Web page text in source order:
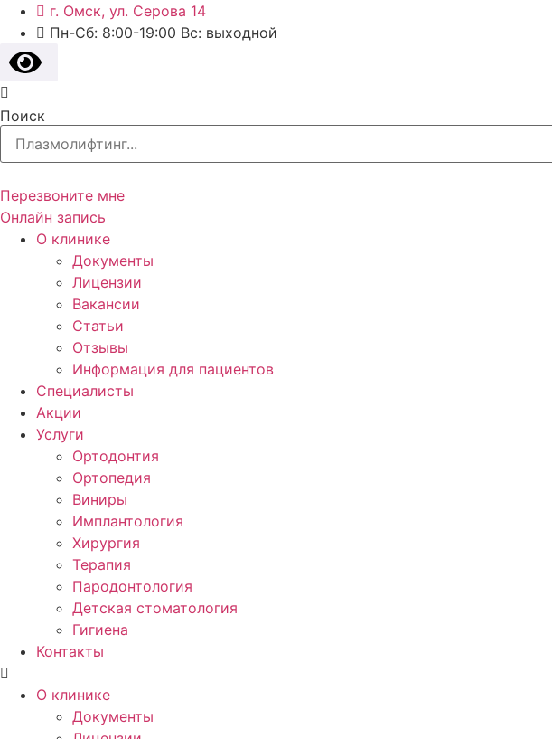
г. Омск, ул. Серова 14
Пн-Сб: 8:00-19:00 Вс: выходной
Поиск
Перезвоните мне
Онлайн запись
О клинике
Документы
Лицензии
Вакансии
Статьи
Отзывы
Информация для пациентов
Специалисты
Акции
Услуги
Ортодонтия
Ортопедия
Виниры
Имплантология
Хирургия
Терапия
Пародонтология
Детская стоматология
Гигиена
Контакты
О клинике
Документы